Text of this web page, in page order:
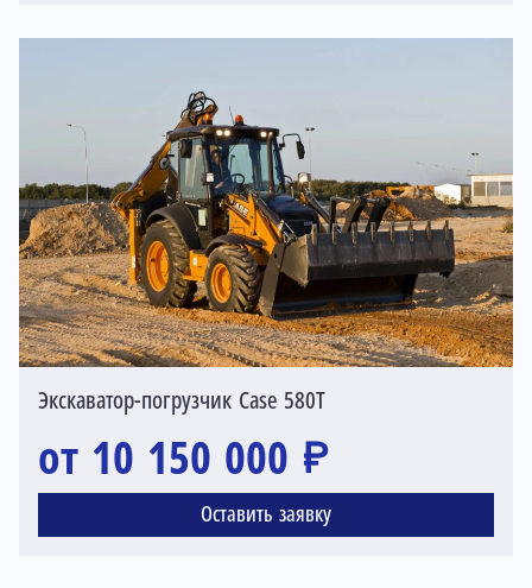
Экскаватор-погрузчик Case 580T
от 10 150 000 ₽
Оставить заявку